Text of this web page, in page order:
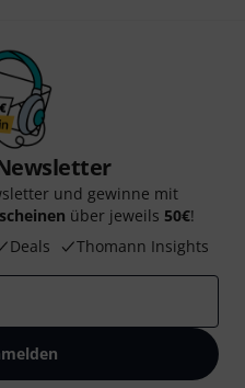
und gewinne mit
über jeweils 50€!
Deals Thomann Insights